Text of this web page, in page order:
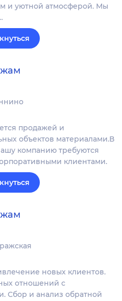
и уютной атмосферой. Мы
продажей и
объектов материалами.В
компанию требуются
клиентами.
новых клиентов.
отношений с
Сбор и анализ обратной